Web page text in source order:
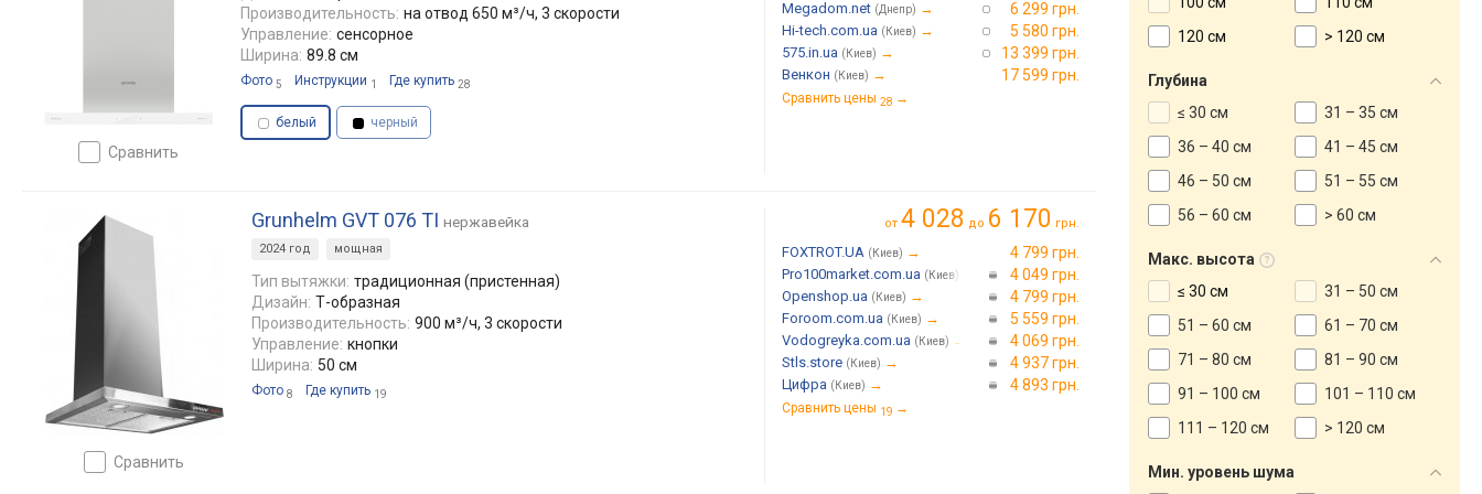
сравнить
Производительность: на отвод 650 м³/ч, 3 скорости
Управление: сенсорное
Ширина: 89.8 см
Фото 5 Инструкции 1 Где купить 28
белый черный
Megadom.net (Днепр) → 6 299 грн.
Hi-tech.com.ua (Киев) → 5 580 грн.
575.in.ua (Киев) → 13 399 грн.
Венкон (Киев) → 17 599 грн.
Сравнить цены 28 →
сравнить
Grunhelm GVT 076 TI нержавейка
2024 год мощная
Тип вытяжки: традиционная (пристенная)
Дизайн: Т-образная
Производительность: 900 м³/ч, 3 скорости
Управление: кнопки
Ширина: 50 см
Фото 8 Где купить 19
от 4 028 до 6 170 грн.
FOXTROT.UA (Киев) → 4 799 грн.
Pro100market.com.ua (Киев) 4 049 грн.
Openshop.ua (Киев) → 4 799 грн.
Foroom.com.ua (Киев) → 5 559 грн.
Vodogreyka.com.ua (Киев) → 4 069 грн.
Stls.store (Киев) → 4 937 грн.
Цифра (Киев) → 4 893 грн.
Сравнить цены 19 →
120 см
> 120 см
Глубина
≤ 30 см
31 – 35 см
36 – 40 см
41 – 45 см
46 – 50 см
51 – 55 см
56 – 60 см
> 60 см
Макс. высота
≤ 30 см
31 – 50 см
51 – 60 см
61 – 70 см
71 – 80 см
81 – 90 см
91 – 100 см
101 – 110 см
111 – 120 см
> 120 см
Мин. уровень шума